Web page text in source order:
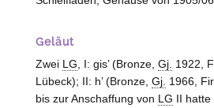
Geläut
Zwei LG , I: gis’ (Bronze, Gj. 1922,
Lübeck); II: h’ (Bronze, Gj. 1966,
bis zur Anschaffung von LG II hatte